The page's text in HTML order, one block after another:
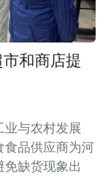
和商店提
业与农村发展
食品供应商为河
缺货现象出